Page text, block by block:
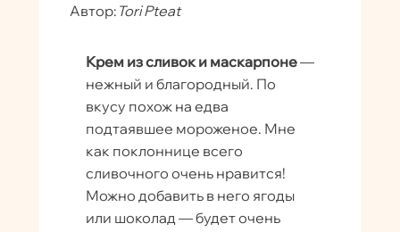
Автор: Tori Pteat
Крем из сливок и маскарпоне—
нежный и благородный. По
вкусу похож на едва
подтаявшее мороженое. Мне
как поклоннице всего
сливочного очень нравится!
Можно добавить в него ягоды
или шоколад — будет очень